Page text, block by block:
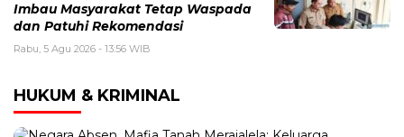
Imbau Masyarakat Tetap Waspada
dan Patuhi Rekomendasi
Rabu, 5 Agu 2026 - 13:56 WIB
HUKUM & KRIMINAL